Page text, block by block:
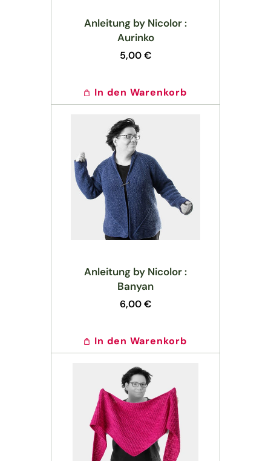
Anleitung by Nicolor :
Aurinko
Normaler
5,00 €
In den Warenkorb
Anleitung by Nicolor :
Banyan
Normaler
6,00 €
In den Warenkorb